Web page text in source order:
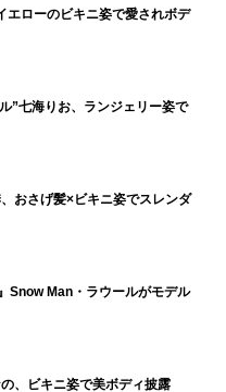
エローのビキニ姿で愛されボデ
”七海りお、ランジェリー姿で
おさげ髪×ビキニ姿でスレンダ
Snow Man・ラウールがモデル
、ビキニ姿で美ボディ披露